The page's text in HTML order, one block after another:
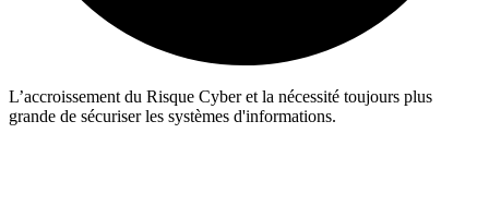
L’accroissement du Risque Cyber et la nécessité toujours plus
grande de sécuriser les systèmes d'informations.